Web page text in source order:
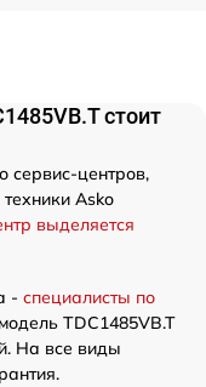
стоит
сервис-центров,
Asko
выделяется
- специалисты по
TDC1485VB.T
На все виды